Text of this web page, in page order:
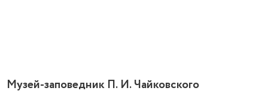
Музей-заповедник П. И. Чайковского